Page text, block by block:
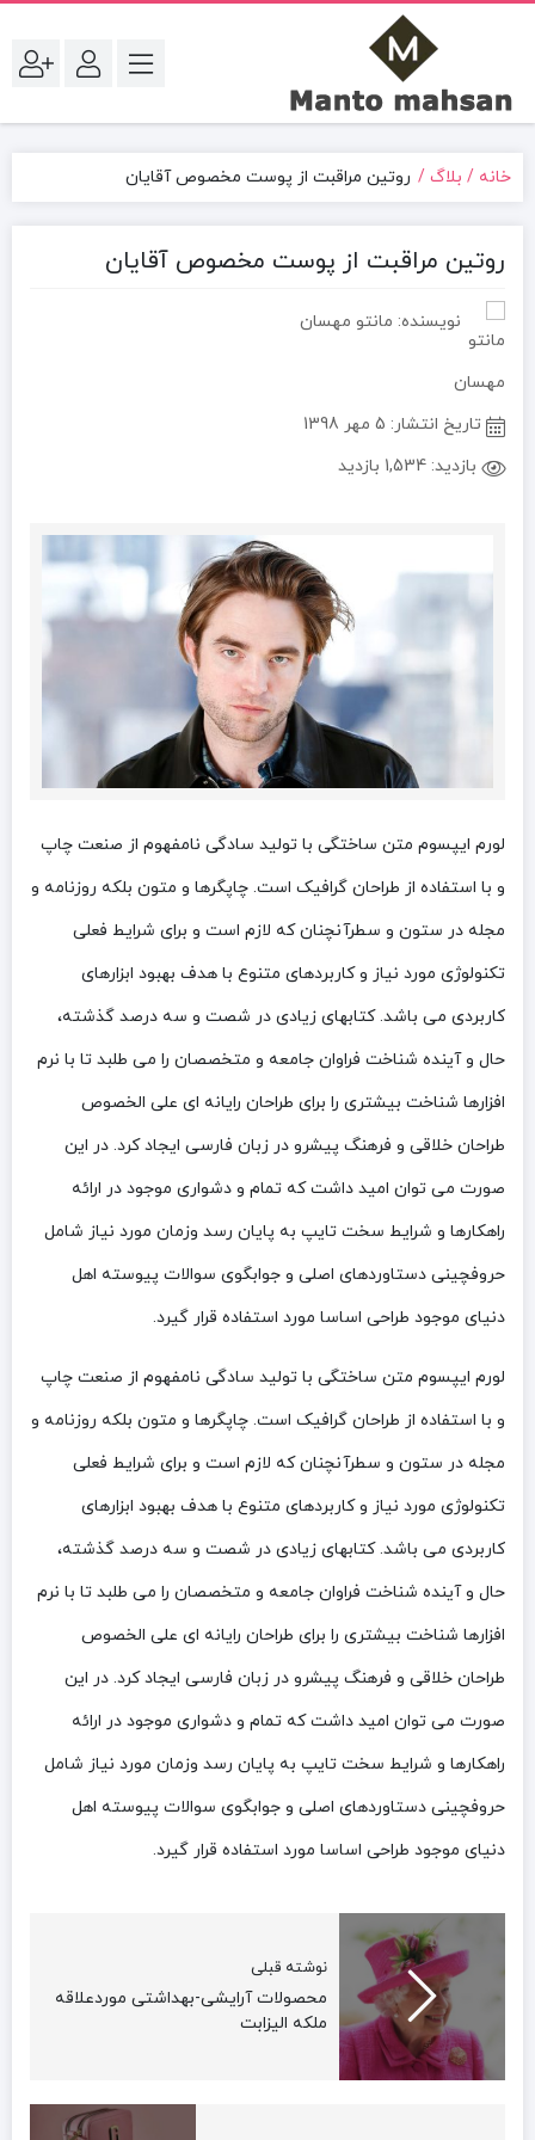
خانه بلاگ روتین مراقبت از پوست مخصوص آقایان
روتین مراقبت از پوست مخصوص آقایان
نویسنده: مانتو مهسان
تاریخ انتشار: 5 مهر 1398
بازدید: 1,534 بازدید
لورم ایپسوم متن ساختگی با تولید سادگی نامفهوم از صنعت چاپ
و با استفاده از طراحان گرافیک است. چاپگرها و متون بلکه روزنامه و
مجله در ستون و سطرآنچنان که لازم است و برای شرایط فعلی
تکنولوژی مورد نیاز و کاربردهای متنوع با هدف بهبود ابزارهای
کاربردی می باشد. کتابهای زیادی در شصت و سه درصد گذشته،
حال و آینده شناخت فراوان جامعه و متخصصان را می طلبد تا با نرم
افزارها شناخت بیشتری را برای طراحان رایانه ای علی الخصوص
طراحان خلاقی و فرهنگ پیشرو در زبان فارسی ایجاد کرد. در این
صورت می توان امید داشت که تمام و دشواری موجود در ارائه
راهکارها و شرایط سخت تایپ به پایان رسد وزمان مورد نیاز شامل
حروفچینی دستاوردهای اصلی و جوابگوی سوالات پیوسته اهل
دنیای موجود طراحی اساسا مورد استفاده قرار گیرد.
لورم ایپسوم متن ساختگی با تولید سادگی نامفهوم از صنعت چاپ
و با استفاده از طراحان گرافیک است. چاپگرها و متون بلکه روزنامه و
مجله در ستون و سطرآنچنان که لازم است و برای شرایط فعلی
تکنولوژی مورد نیاز و کاربردهای متنوع با هدف بهبود ابزارهای
کاربردی می باشد. کتابهای زیادی در شصت و سه درصد گذشته،
حال و آینده شناخت فراوان جامعه و متخصصان را می طلبد تا با نرم
افزارها شناخت بیشتری را برای طراحان رایانه ای علی الخصوص
طراحان خلاقی و فرهنگ پیشرو در زبان فارسی ایجاد کرد. در این
صورت می توان امید داشت که تمام و دشواری موجود در ارائه
راهکارها و شرایط سخت تایپ به پایان رسد وزمان مورد نیاز شامل
حروفچینی دستاوردهای اصلی و جوابگوی سوالات پیوسته اهل
دنیای موجود طراحی اساسا مورد استفاده قرار گیرد.
نوشته قبلی
محصولات آرایشی-بهداشتی موردعلاقه
ملکه الیزابت